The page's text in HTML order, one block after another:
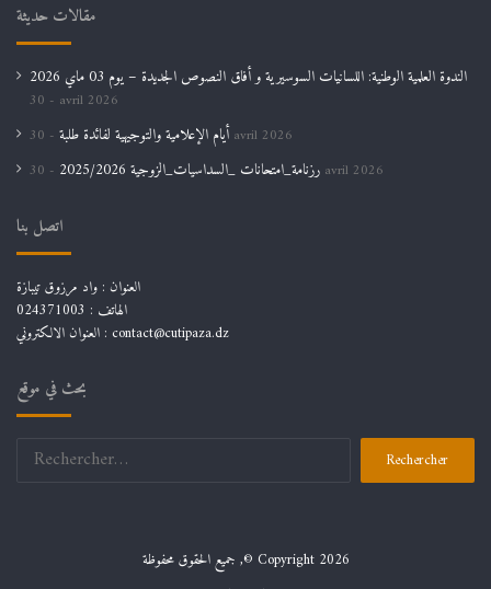
مقالات حديثة
الندوة العلمية الوطنية: اللسانيات السوسيرية و أفاق النصوص الجديدة – يوم 03 ماي 2026
30 avril 2026
أيام الإعلامية والتوجيهية لفائدة طلبة 30 avril 2026
رزنامة_امتحانات _السداسيات_الزوجية 2025/2026 30 avril 2026
اتصل بنا
العنوان : واد مرزوق تيبازة
الهاتف : 024371003
العنوان الالكتروني : contact@cutipaza.dz
بحث في موقع
Rechercher :
جميع الحقوق محفوظة ,© Copyright 2026